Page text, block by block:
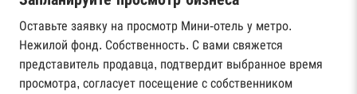
Реестр государственных контрактов
Федерального казначейства
Картотека арбитражных дел Высшего
арбитражного суда
Оставьте заявку на просмотр Мини-отель у метро.
Нежилой фонд. Собственность. С вами свяжется
представитель продавца, подтвердит выбранное время
просмотра, согласует посещение с собственником